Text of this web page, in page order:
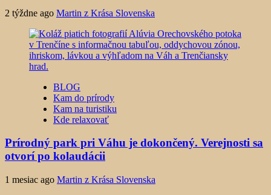
2 týždne ago Martin z Krása Slovenska
BLOG
Kam do prírody
Kam na turistiku
Kde relaxovať
Prírodný park pri Váhu je dokončený. Verejnosti sa
otvorí po kolaudácii
1 mesiac ago Martin z Krása Slovenska